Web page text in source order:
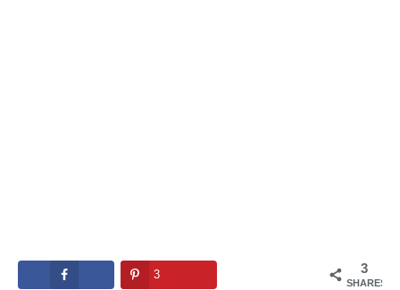
3
SHARES
3